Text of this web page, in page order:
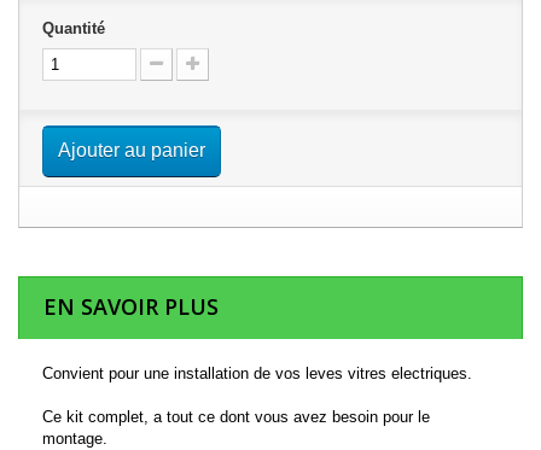
Quantité
Ajouter au panier
EN SAVOIR PLUS
Convient pour une installation de vos leves vitres electriques.
Ce kit complet, a tout ce dont vous avez besoin pour le
montage.